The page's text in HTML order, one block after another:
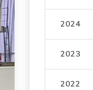
2024
2023
2022